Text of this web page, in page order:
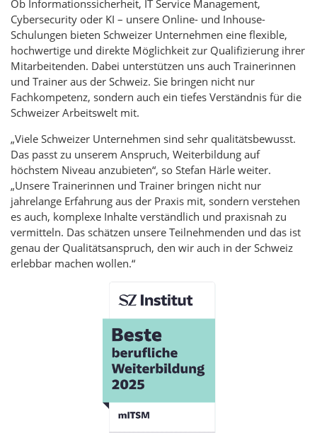
Ob Informationssicherheit, IT Service Management,
Cybersecurity oder KI – unsere Online- und Inhouse-
Schulungen bieten Schweizer Unternehmen eine flexible,
hochwertige und direkte Möglichkeit zur Qualifizierung ihrer
Mitarbeitenden. Dabei unterstützen uns auch Trainerinnen
und Trainer aus der Schweiz. Sie bringen nicht nur
Fachkompetenz, sondern auch ein tiefes Verständnis für die
Schweizer Arbeitswelt mit.
„Viele Schweizer Unternehmen sind sehr qualitätsbewusst.
Das passt zu unserem Anspruch, Weiterbildung auf
höchstem Niveau anzubieten“, so Stefan Härle weiter.
„Unsere Trainerinnen und Trainer bringen nicht nur
jahrelange Erfahrung aus der Praxis mit, sondern verstehen
es auch, komplexe Inhalte verständlich und praxisnah zu
vermitteln. Das schätzen unsere Teilnehmenden und das ist
genau der Qualitätsanspruch, den wir auch in der Schweiz
erlebbar machen wollen.“